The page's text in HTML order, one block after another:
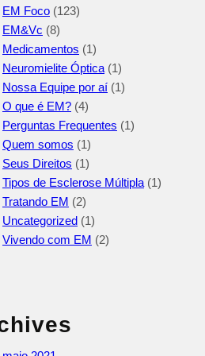
EM Foco (123)
EM&Vc (8)
Medicamentos (1)
Neuromielite Óptica (1)
Nossa Equipe por aí (1)
O que é EM? (4)
Perguntas Frequentes (1)
Quem somos (1)
Seus Direitos (1)
Tipos de Esclerose Múltipla (1)
Tratando EM (2)
Uncategorized (1)
Vivendo com EM (2)